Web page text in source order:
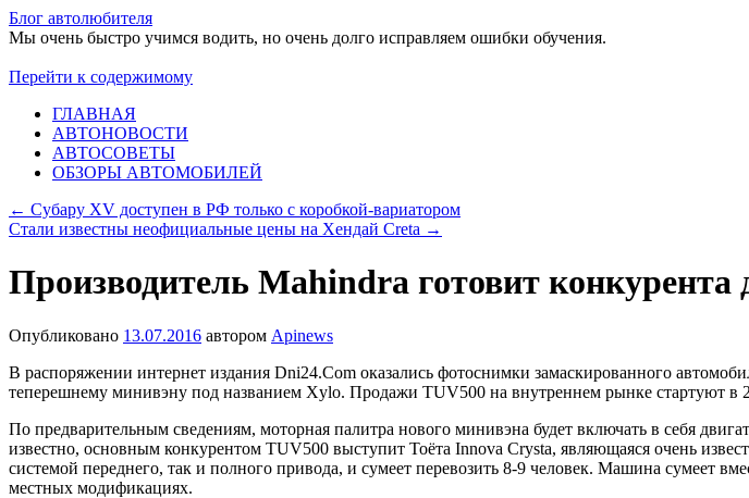
Блог автолюбителя
Мы очень быстро учимся водить, но очень долго исправляем ошибки обучения.
Перейти к содержимому
ГЛАВНАЯ
АВТОНОВОСТИ
АВТОСОВЕТЫ
ОБЗОРЫ АВТОМОБИЛЕЙ
← Субару XV доступен в РФ только с коробкой-вариатором
Стали известны неофициальные цены на Хендай Creta →
Производитель Mahindra готовит
Опубликовано 13.07.2016 автором Apinews
В распоряжении интернет издания Dni24.Com оказались фотоснимки замаскированного
теперешнему минивэну под названием Xylo. Продажи TUV500 на внутреннем рынке стартуют в
По предварительным сведениям, моторная палитра нового минивэна будет включать в себя
известно, основным конкурентом TUV500 выступит Тоёта Innova Crysta, являющаяся очень
системой переднего, так и полного привода, и сумеет перевозить 8-9 человек. Машина сумеет
местных модификациях.